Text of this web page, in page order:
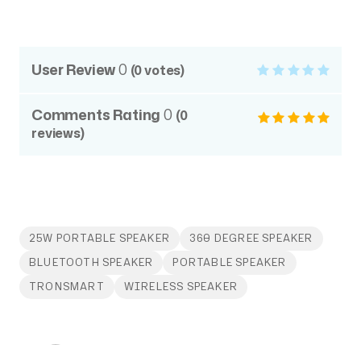
User Review0 (0votes)
Comments Rating0 (0
reviews)
25W PORTABLE SPEAKER
360 DEGREE SPEAKER
BLUETOOTH SPEAKER
PORTABLE SPEAKER
TRONSMART
WIRELESS SPEAKER